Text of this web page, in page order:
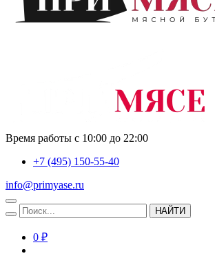
Время работы с 10:00 до 22:00
+7 (495) 150-55-40
info@primyase.ru
НАЙТИ
0 ₽